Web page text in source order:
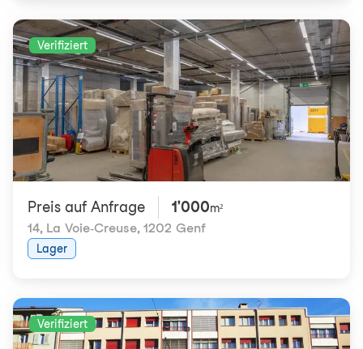
Verifiziert
Preis auf Anfrage 1'000m²
14, La Voie-Creuse, 1202 Genf
Lager
Verifiziert